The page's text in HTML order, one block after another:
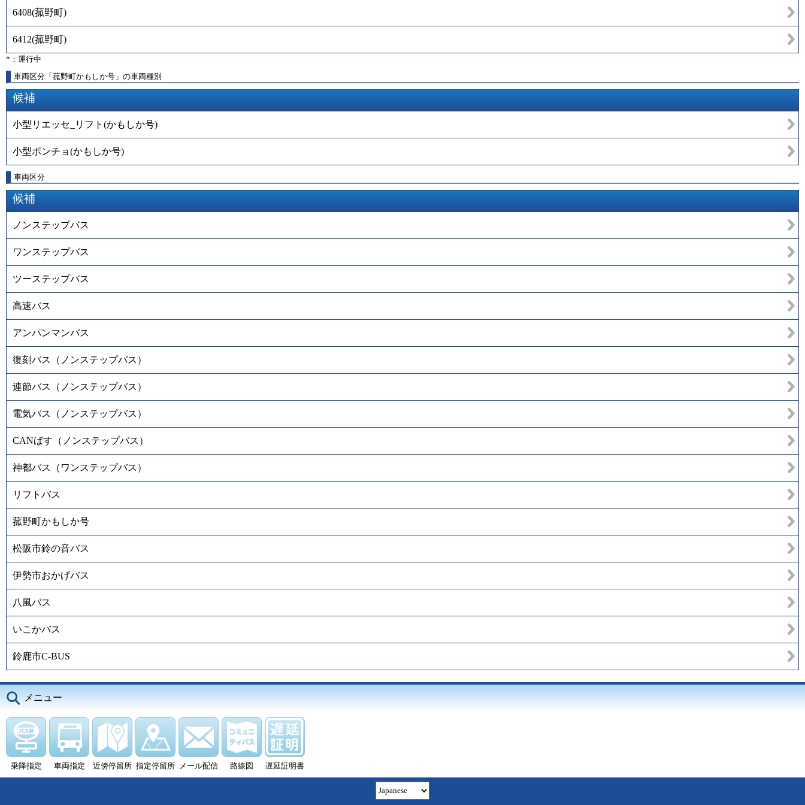
6408(菰野町)
6412(菰野町)
*：運行中
車両区分「菰野町かもしか号」の車両種別
候補
小型リエッセ_リフト(かもしか号)
小型ポンチョ(かもしか号)
車両区分
候補
ノンステップバス
ワンステップバス
ツーステップバス
高速バス
アンパンマンバス
復刻バス（ノンステップバス）
連節バス（ノンステップバス）
電気バス（ノンステップバス）
CANばす（ノンステップバス）
神都バス（ワンステップバス）
リフトバス
菰野町かもしか号
松阪市鈴の音バス
伊勢市おかげバス
八風バス
いこかバス
鈴鹿市C-BUS
メニュー
乗降指定 車両指定 近傍停留所 指定停留所 メール配信 路線図 遅延証明書